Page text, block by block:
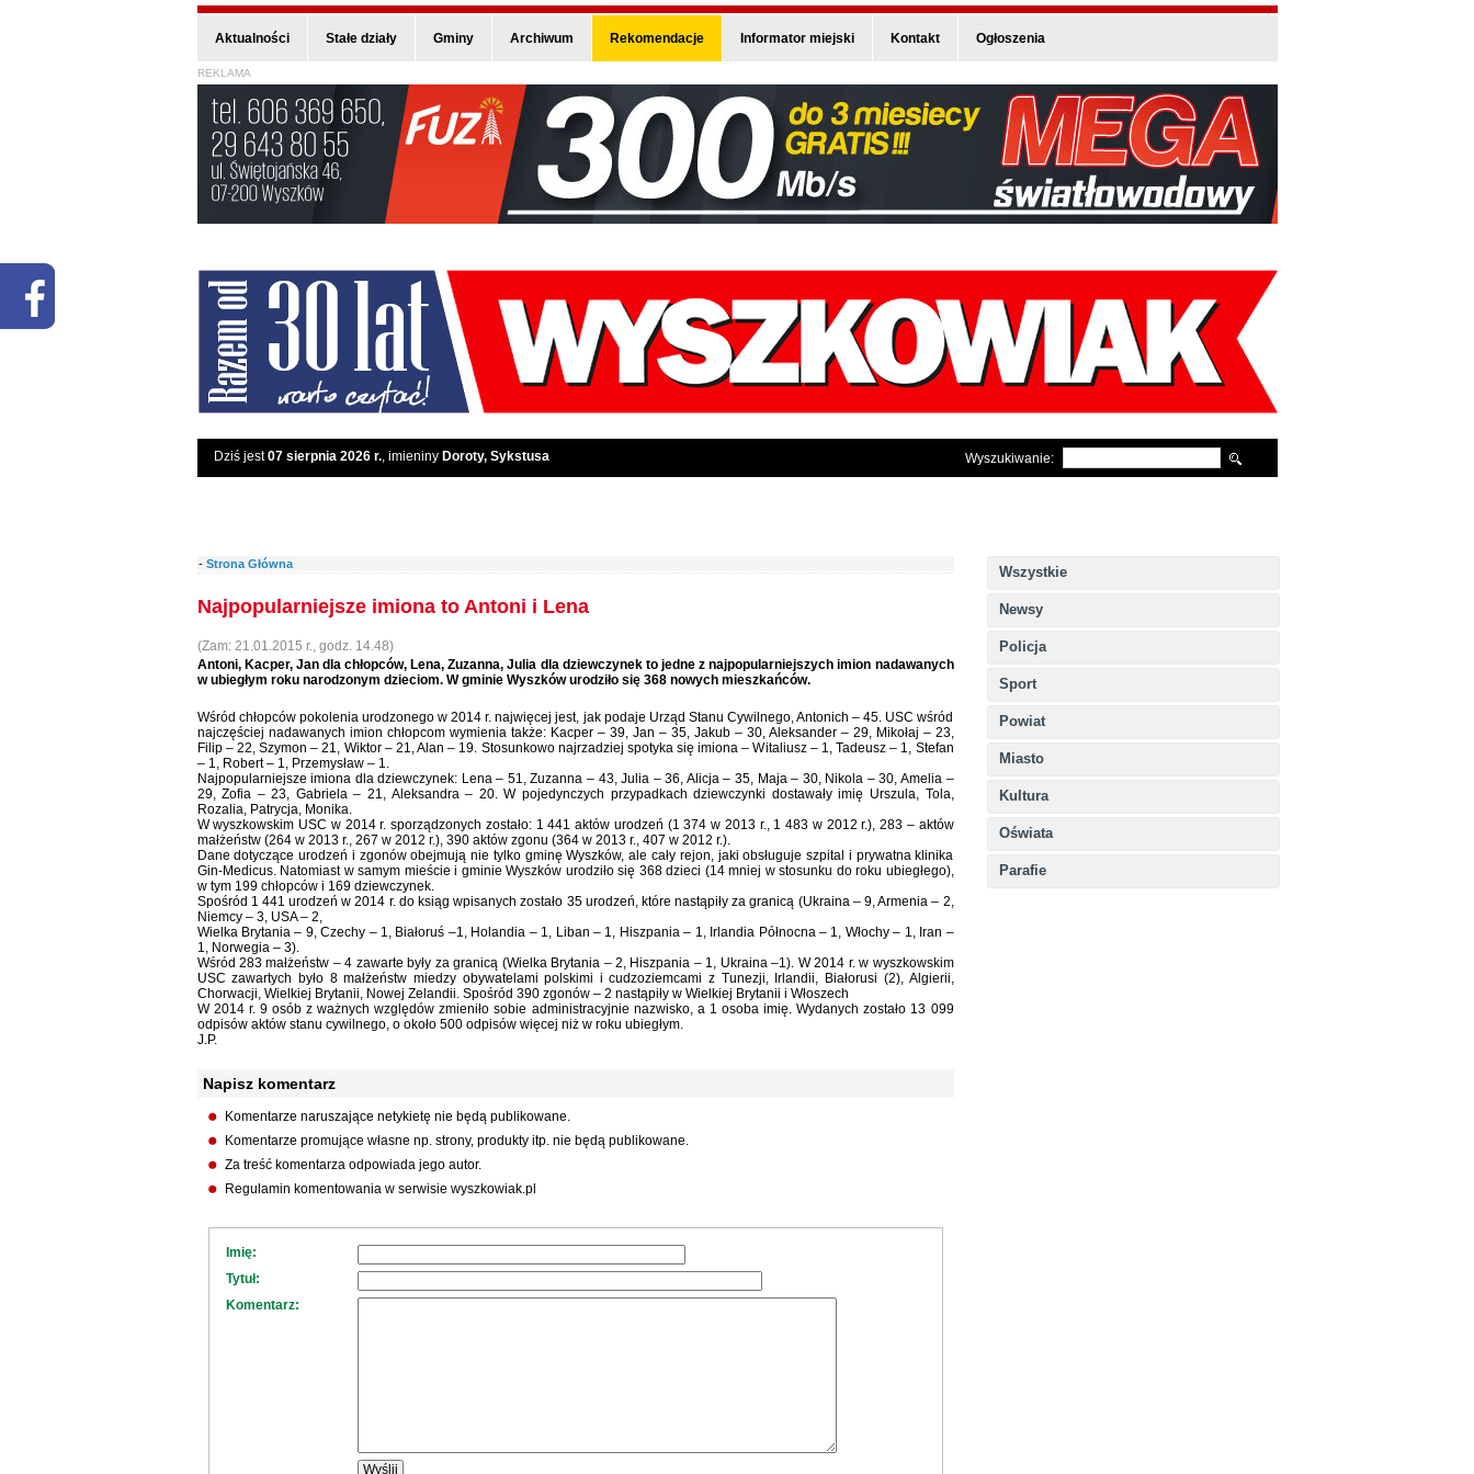
Aktualności Stałe działy Gminy Archiwum Rekomendacje Informator miejski Kontakt Ogłoszenia
REKLAMA
Dziś jest07 sierpnia 2026 r., imieniny Doroty, Sykstusa Wyszukiwanie:
Wszystkie
Newsy
Policja
Sport
Powiat
Miasto
Kultura
Oświata
Parafie
- Strona Główna
Najpopularniejsze imiona to Antoni i Lena
(Zam: 21.01.2015 r., godz. 14.48)
Antoni, Kacper, Jan dla chłopców, Lena, Zuzanna, Julia dla dziewczynek to jedne z najpopularniejszych imion nadawanych
w ubiegłym roku narodzonym dzieciom. W gminie Wyszków urodziło się 368 nowych mieszkańców.
Wśród chłopców pokolenia urodzonego w 2014 r. najwięcej jest, jak podaje Urząd Stanu Cywilnego, Antonich – 45. USC wśród
najczęściej nadawanych imion chłopcom wymienia także: Kacper – 39, Jan – 35, Jakub – 30, Aleksander – 29, Mikołaj – 23,
Filip – 22, Szymon – 21, Wiktor – 21, Alan – 19. Stosunkowo najrzadziej spotyka się imiona – Witaliusz – 1, Tadeusz – 1, Stefan
– 1, Robert – 1, Przemysław – 1.
Najpopularniejsze imiona dla dziewczynek: Lena – 51, Zuzanna – 43, Julia – 36, Alicja – 35, Maja – 30, Nikola – 30, Amelia –
29, Zofia – 23, Gabriela – 21, Aleksandra – 20. W pojedynczych przypadkach dziewczynki dostawały imię Urszula, Tola,
Rozalia, Patrycja, Monika.
W wyszkowskim USC w 2014 r. sporządzonych zostało: 1 441 aktów urodzeń (1 374 w 2013 r., 1 483 w 2012 r.), 283 – aktów
małżeństw (264 w 2013 r., 267 w 2012 r.), 390 aktów zgonu (364 w 2013 r., 407 w 2012 r.).
Dane dotyczące urodzeń i zgonów obejmują nie tylko gminę Wyszków, ale cały rejon, jaki obsługuje szpital i prywatna klinika
Gin-Medicus. Natomiast w samym mieście i gminie Wyszków urodziło się 368 dzieci (14 mniej w stosunku do roku ubiegłego),
w tym 199 chłopców i 169 dziewczynek.
Spośród 1 441 urodzeń w 2014 r. do ksiąg wpisanych zostało 35 urodzeń, które nastąpiły za granicą (Ukraina – 9, Armenia – 2,
Niemcy – 3, USA – 2,
Wielka Brytania – 9, Czechy – 1, Białoruś –1, Holandia – 1, Liban – 1, Hiszpania – 1, Irlandia Północna – 1, Włochy – 1, Iran –
1, Norwegia – 3).
Wśród 283 małżeństw – 4 zawarte były za granicą (Wielka Brytania – 2, Hiszpania – 1, Ukraina –1). W 2014 r. w wyszkowskim
USC zawartych było 8 małżeństw miedzy obywatelami polskimi i cudzoziemcami z Tunezji, Irlandii, Białorusi (2), Algierii,
Chorwacji, Wielkiej Brytanii, Nowej Zelandii. Spośród 390 zgonów – 2 nastąpiły w Wielkiej Brytanii i Włoszech
W 2014 r. 9 osób z ważnych względów zmieniło sobie administracyjnie nazwisko, a 1 osoba imię. Wydanych zostało 13 099
odpisów aktów stanu cywilnego, o około 500 odpisów więcej niż w roku ubiegłym.
J.P.
Napisz komentarz
Komentarze naruszające netykietę nie będą publikowane.
Komentarze promujące własne np. strony, produkty itp. nie będą publikowane.
Za treść komentarza odpowiada jego autor.
Regulamin komentowania w serwisie wyszkowiak.pl
Imię:
Tytuł:
Komentarz: